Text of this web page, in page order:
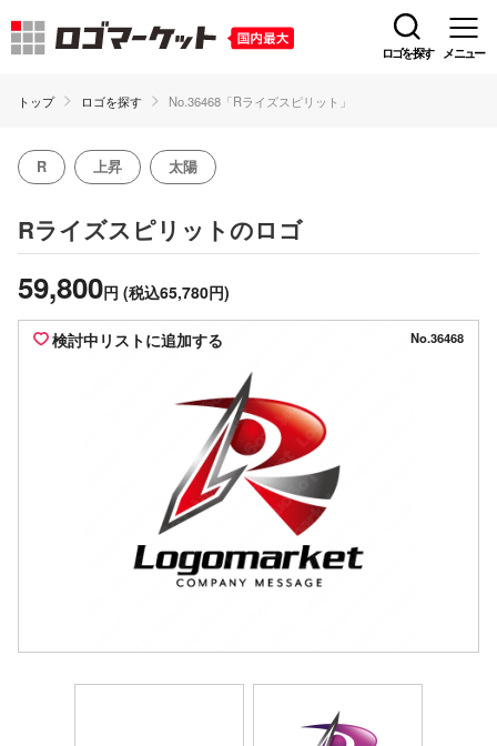
ロゴを探す メニュー
トップ ロゴを探す No.36468「Rライズスピリット」
R 上昇 太陽
Rライズスピリットのロゴ
59,800円 (税込65,780円)
検討中リストに追加する No.36468